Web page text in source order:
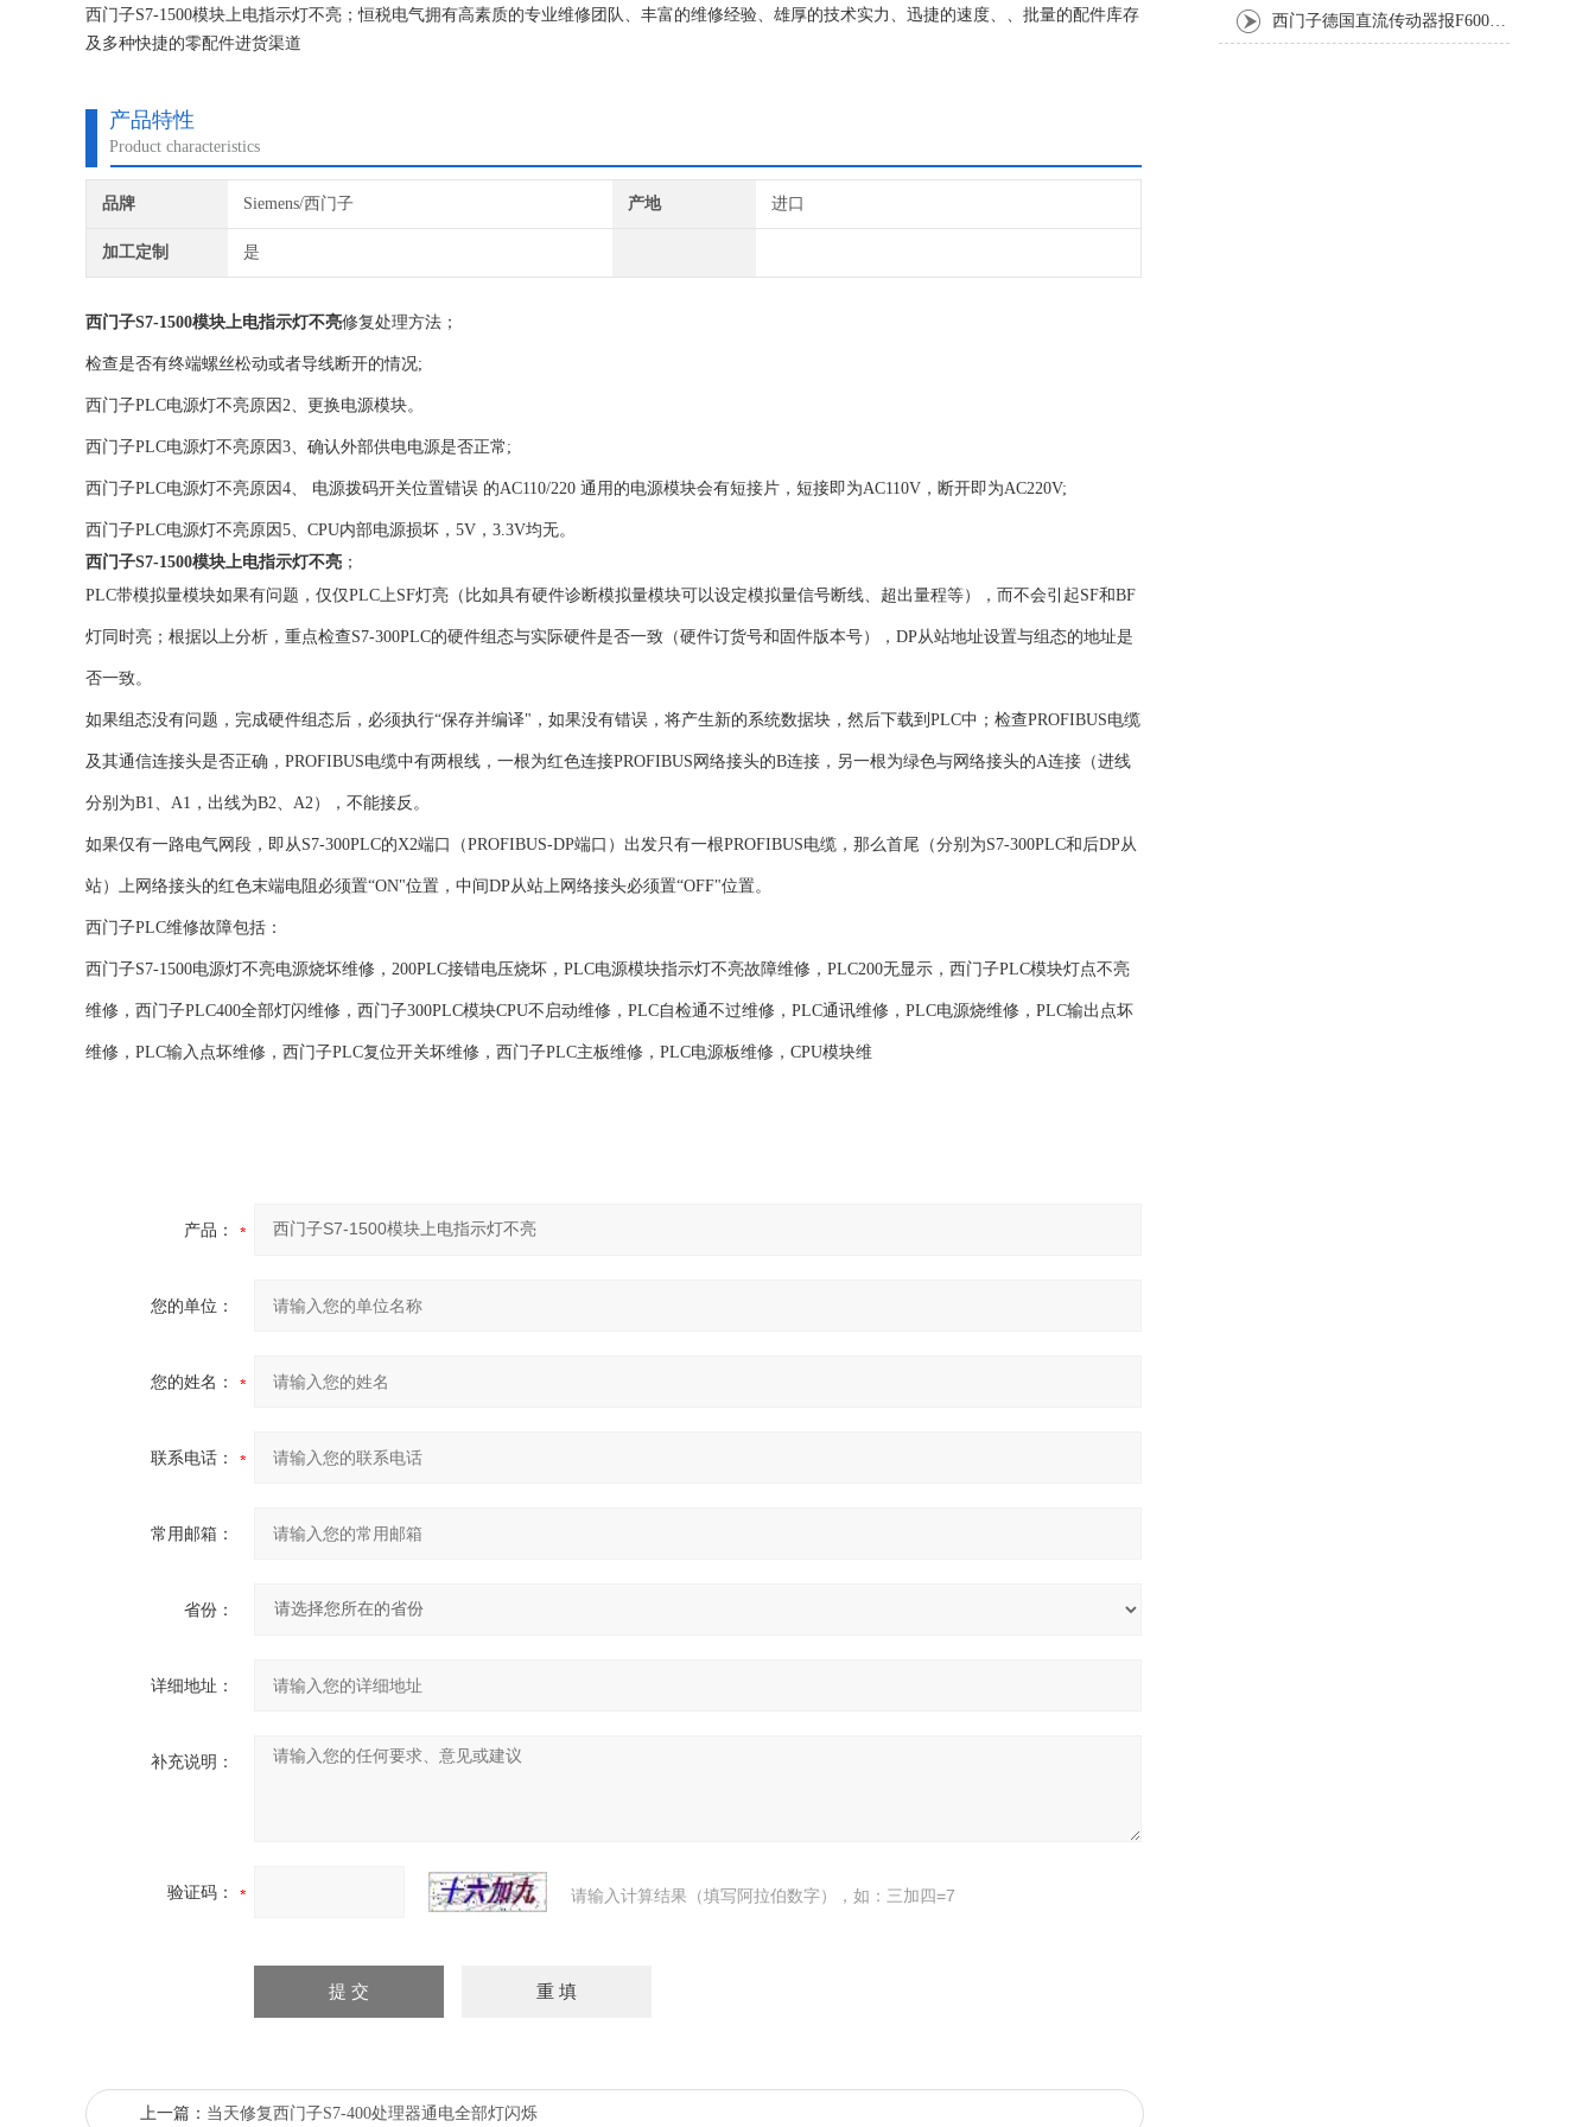
西门子S7-1500模块上电指示灯不亮；恒税电气拥有高素质的专业维修团队、丰富的维修经验、雄厚的技术实力、迅捷的速度、、批量的配件库存
及多种快捷的零配件进货渠道
产品特性
Product characteristics
品牌 Siemens/西门子 产地 进口
加工定制 是
西门子S7-1500模块上电指示灯不亮修复处理方法；
检查是否有终端螺丝松动或者导线断开的情况;
西门子PLC电源灯不亮原因2、更换电源模块。
西门子PLC电源灯不亮原因3、确认外部供电电源是否正常;
西门子PLC电源灯不亮原因4、 电源拨码开关位置错误 的AC110/220 通用的电源模块会有短接片，短接即为AC110V，断开即为AC220V;
西门子PLC电源灯不亮原因5、CPU内部电源损坏，5V，3.3V均无。
西门子S7-1500模块上电指示灯不亮 ；
PLC带模拟量模块如果有问题，仅仅PLC上SF灯亮（比如具有硬件诊断模拟量模块可以设定模拟量信号断线、超出量程等），而不会引起SF和BF
灯同时亮；根据以上分析，重点检查S7-300PLC的硬件组态与实际硬件是否一致（硬件订货号和固件版本号），DP从站地址设置与组态的地址是
否一致。
如果组态没有问题，完成硬件组态后，必须执行“保存并编译"，如果没有错误，将产生新的系统数据块，然后下载到PLC中；检查PROFIBUS电缆
及其通信连接头是否正确，PROFIBUS电缆中有两根线，一根为红色连接PROFIBUS网络接头的B连接，另一根为绿色与网络接头的A连接（进线
分别为B1、A1，出线为B2、A2），不能接反。
如果仅有一路电气网段，即从S7-300PLC的X2端口（PROFIBUS-DP端口）出发只有一根PROFIBUS电缆，那么首尾（分别为S7-300PLC和后DP从
站）上网络接头的红色末端电阻必须置“ON"位置，中间DP从站上网络接头必须置“OFF"位置。
西门子PLC维修故障包括：
西门子S7-1500电源灯不亮电源烧坏维修，200PLC接错电压烧坏，PLC电源模块指示灯不亮故障维修，PLC200无显示，西门子PLC模块灯点不亮
维修，西门子PLC400全部灯闪维修，西门子300PLC模块CPU不启动维修，PLC自检通不过维修，PLC通讯维修，PLC电源烧维修，PLC输出点坏
维修，PLC输入点坏维修，西门子PLC复位开关坏维修，西门子PLC主板维修，PLC电源板维修，CPU模块维
产品：
您的单位：
您的姓名：
联系电话：
常用邮箱：
省份：
详细地址：
补充说明：
验证码： 请输入计算结果（填写阿拉伯数字），如：三加四=7
上一篇： 当天修复西门子S7-400处理器通电全部灯闪烁
西门子德国直流传动器报F60067高温报警修复排除方法